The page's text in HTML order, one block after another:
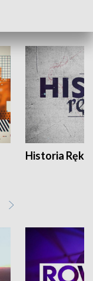
Historia Ręką